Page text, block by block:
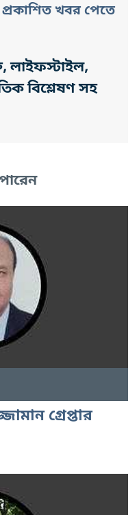
খবর পেতে
লাইফস্টাইল,
বিশ্লেষণ সহ
গ্রেপ্তার